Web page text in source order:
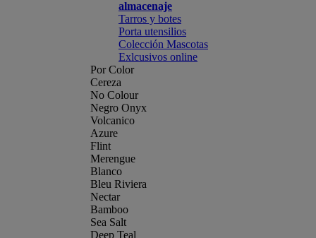
almacenaje
Tarros y botes
Porta utensilios
Colección Mascotas
Exlcusivos online
Por Color
Cereza
No Colour
Negro Onyx
Volcanico
Azure
Flint
Merengue
Blanco
Bleu Riviera
Nectar
Bamboo
Sea Salt
Deep Teal